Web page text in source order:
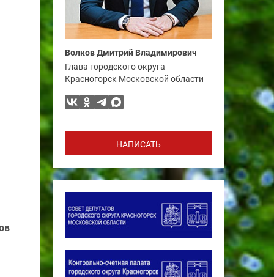
Волков Дмитрий Владимирович
Глава городского округа
Красногорск Московской области
НАПИСАТЬ